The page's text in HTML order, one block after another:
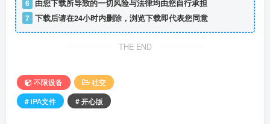
6 由您下载所导致的一切风险与法律均由您自行承担
7 下载后请在24小时内删除，浏览下载即代表您同意
THE END
不限设备
社交
# iPA文件
# 开心版